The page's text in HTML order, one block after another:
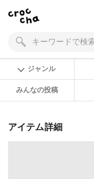
ジャンル
みんなの投稿
アイテム詳細